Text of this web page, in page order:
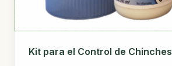
Kit para el Control de Chinches